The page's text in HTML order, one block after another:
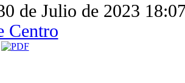
de Julio de 2023
Centro